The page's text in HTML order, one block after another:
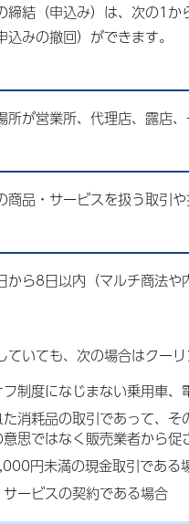
締結（申込み）は、次の1
みの撤回）ができます。
が営業所、代理店、露店
商品・サービスを扱う取引
から8日以内（マルチ商法や
ていても、次の場合はクー
制度になじまない乗用車
消耗品の取引であって、
思ではなく販売業者から促
円未満の現金取引である
ービスの契約である場合